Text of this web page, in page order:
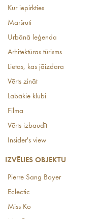
Kur iepirkties
Maršruti
Urbānā leģenda
Arhitektūras tūrisms
Lietas, kas jāizdara
Vērts zināt
Labākie klubi
Filma
Vērts izbaudīt
Insider's view
IZVĒLIES OBJEKTU
Pierre Sang Boyer
Eclectic
Miss Ko